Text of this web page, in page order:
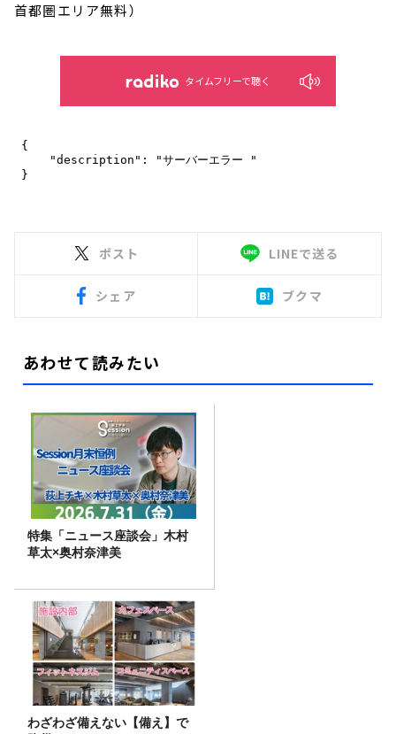
首都圏エリア無料）
タイムフリーで聴く
ポスト LINEで送る
シェア ブクマ
あわせて読みたい
特集「ニュース座談会」木村
草太×奥村奈津美
わざわざ備えない【備え】で